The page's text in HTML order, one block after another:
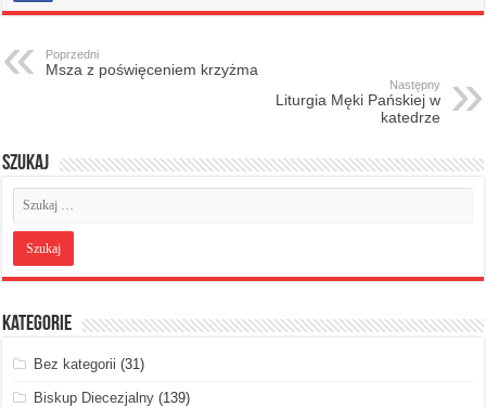
Poprzedni
Msza z poświęceniem krzyżma
Następny
Liturgia Męki Pańskiej w
katedrze
Szukaj
Kategorie
Bez kategorii (31)
Biskup Diecezjalny (139)